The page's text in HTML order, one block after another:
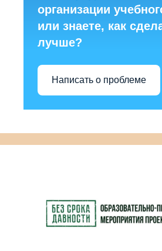
организации
или знаете, как
лучше?
Написать о проблеме